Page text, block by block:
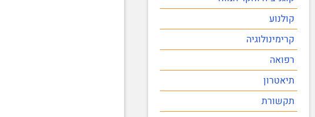
קולנוע
קרימינולוגיה
רפואה
תיאטרון
תקשורת